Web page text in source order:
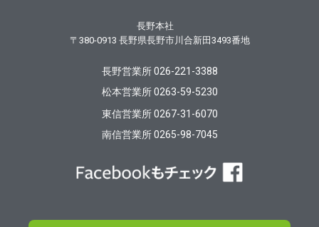
長野本社
〒380-0913 長野県長野市川合新田3493番地
長野営業所 026-221-3388
松本営業所 0263-59-5230
東信営業所 0267-31-6070
南信営業所 0265-98-7045